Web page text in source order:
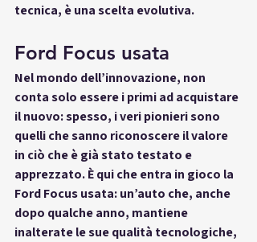
tecnica, è una scelta evolutiva.
Ford Focus usata
Nel mondo dell’innovazione, non
conta solo essere i primi ad acquistare
il nuovo: spesso, i veri pionieri sono
quelli che sanno riconoscere il valore
in ciò che è già stato testato e
apprezzato. È qui che entra in gioco la
Ford Focus usata: un’auto che, anche
dopo qualche anno, mantiene
inalterate le sue qualità tecnologiche,